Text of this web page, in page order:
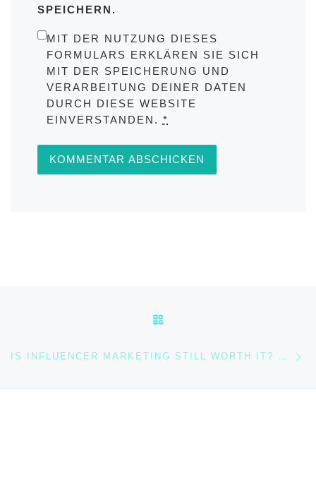
SPEICHERN.
MIT DER NUTZUNG DIESES
FORMULARS ERKLÄREN SIE SICH
MIT DER SPEICHERUNG UND
VERARBEITUNG DEINER DATEN
DURCH DIESE WEBSITE
EINVERSTANDEN. *
Beitragsnavigation
IS INFLUENCER MARKETING STILL WORTH IT? STRATEGIES FOR 2024